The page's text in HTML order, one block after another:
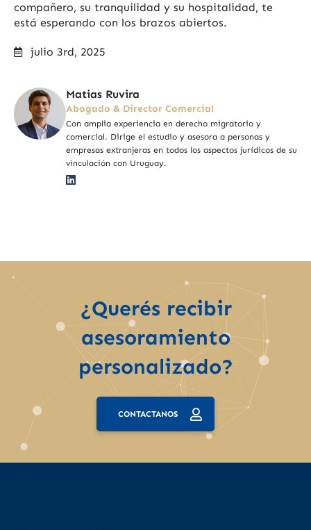
compañero, su tranquilidad y su hospitalidad, te
está esperando con los brazos abiertos.
julio 3rd, 2025
Matias Ruvira
Abogado & Director Comercial
Con amplia experiencia en derecho migratorio y
comercial. Dirige el estudio y asesora a personas y
empresas extranjeras en todos los aspectos jurídicos de su
vinculación con Uruguay.
¿Querés recibir
asesoramiento
personalizado?
CONTACTANOS